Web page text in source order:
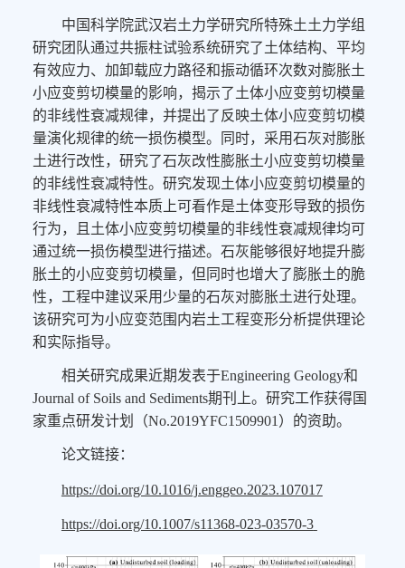
中国科学院武汉岩土力学研究所特殊土土力学组
研究团队通过共振柱试验系统研究了土体结构、平均
有效应力、加卸载应力路径和振动循环次数对膨胀土
小应变剪切模量的影响，揭示了土体小应变剪切模量
的非线性衰减规律，并提出了反映土体小应变剪切模
量演化规律的统一损伤模型。同时，采用石灰对膨胀
土进行改性，研究了石灰改性膨胀土小应变剪切模量
的非线性衰减特性。研究发现土体小应变剪切模量的
非线性衰减特性本质上可看作是土体变形导致的损伤
行为，且土体小应变剪切模量的非线性衰减规律均可
通过统一损伤模型进行描述。石灰能够很好地提升膨
胀土的小应变剪切模量，但同时也增大了膨胀土的脆
性，工程中建议采用少量的石灰对膨胀土进行处理。
该研究可为小应变范围内岩土工程变形分析提供理论
和实际指导。
相关研究成果近期发表于Engineering Geology和
Journal of Soils and Sediments期刊上。研究工作获得国
家重点研发计划（No.2019YFC1509901）的资助。
论文链接：
https://doi.org/10.1016/j.enggeo.2023.107017
https://doi.org/10.1007/s11368-023-03570-3